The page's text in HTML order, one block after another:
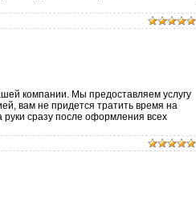
компании. Мы предоставляем услугу
вам не придется тратить время на
руки сразу после оформления всех